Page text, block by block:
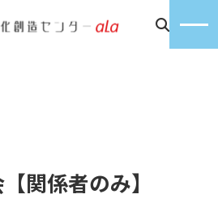
関係者のみ】